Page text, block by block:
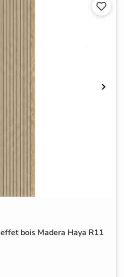


bois Madera Haya R11